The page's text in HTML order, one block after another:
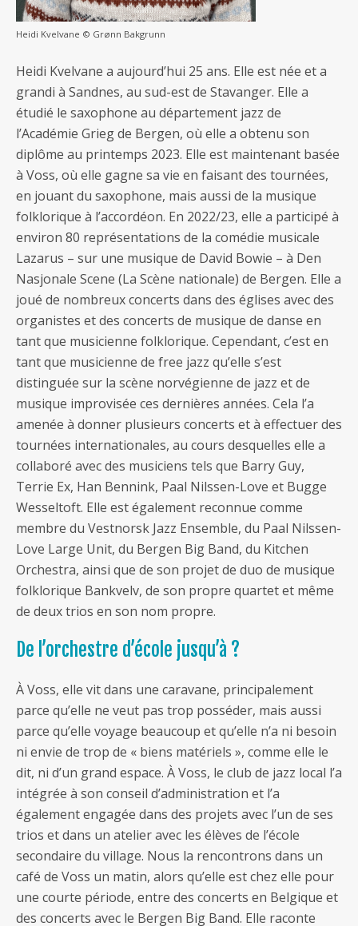
Heidi Kvelvane © Grønn Bakgrunn
Heidi Kvelvane a aujourd’hui 25 ans. Elle est née et a
grandi à Sandnes, au sud-est de Stavanger. Elle a
étudié le saxophone au département jazz de
l’Académie Grieg de Bergen, où elle a obtenu son
diplôme au printemps 2023. Elle est maintenant basée
à Voss, où elle gagne sa vie en faisant des tournées,
en jouant du saxophone, mais aussi de la musique
folklorique à l’accordéon. En 2022/23, elle a participé à
environ 80 représentations de la comédie musicale
Lazarus – sur une musique de David Bowie – à Den
Nasjonale Scene (La Scène nationale) de Bergen. Elle a
joué de nombreux concerts dans des églises avec des
organistes et des concerts de musique de danse en
tant que musicienne folklorique. Cependant, c’est en
tant que musicienne de free jazz qu’elle s’est
distinguée sur la scène norvégienne de jazz et de
musique improvisée ces dernières années. Cela l’a
amenée à donner plusieurs concerts et à effectuer des
tournées internationales, au cours desquelles elle a
collaboré avec des musiciens tels que Barry Guy,
Terrie Ex, Han Bennink, Paal Nilssen-Love et Bugge
Wesseltoft. Elle est également reconnue comme
membre du Vestnorsk Jazz Ensemble, du Paal Nilssen-
Love Large Unit, du Bergen Big Band, du Kitchen
Orchestra, ainsi que de son projet de duo de musique
folklorique Bankvelv, de son propre quartet et même
de deux trios en son nom propre.
De l’orchestre d’école jusqu’à ?
À Voss, elle vit dans une caravane, principalement
parce qu’elle ne veut pas trop posséder, mais aussi
parce qu’elle voyage beaucoup et qu’elle n’a ni besoin
ni envie de trop de « biens matériels », comme elle le
dit, ni d’un grand espace. À Voss, le club de jazz local l’a
intégrée à son conseil d’administration et l’a
également engagée dans des projets avec l’un de ses
trios et dans un atelier avec les élèves de l’école
secondaire du village. Nous la rencontrons dans un
café de Voss un matin, alors qu’elle est chez elle pour
une courte période, entre des concerts en Belgique et
des concerts avec le Bergen Big Band. Elle raconte